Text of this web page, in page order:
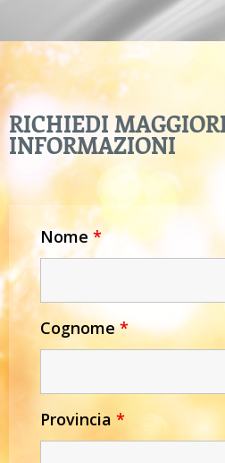
RICHIEDI
INFORMAZIONI
Nome*
Cognome*
Provincia *